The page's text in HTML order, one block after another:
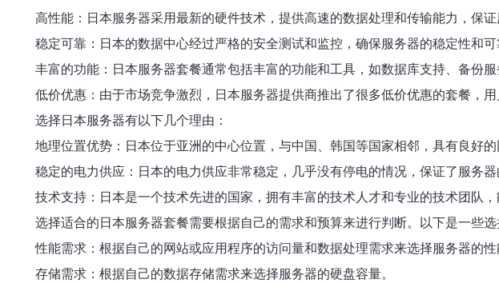
高性能：日本服务器采用最新的硬件技术，提供高速的数据处理和传输能力，保
稳定可靠：日本的数据中心经过严格的安全测试和监控，确保服务器的稳定性和
丰富的功能：日本服务器套餐通常包括丰富的功能和工具，如数据库支持、备份
低价优惠：由于市场竞争激烈，日本服务器提供商推出了很多低价优惠的套餐，
选择日本服务器有以下几个理由：
地理位置优势：日本位于亚洲的中心位置，与中国、韩国等国家相邻，具有良好
稳定的电力供应：日本的电力供应非常稳定，几乎没有停电的情况，保证了服务器
技术支持：日本是一个技术先进的国家，拥有丰富的技术人才和专业的技术团队，
选择适合的日本服务器套餐需要根据自己的需求和预算来进行判断。以下是一些选
性能需求：根据自己的网站或应用程序的访问量和数据处理需求来选择服务器的性
存储需求：根据自己的数据存储需求来选择服务器的硬盘容量。